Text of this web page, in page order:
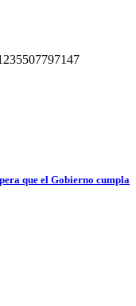
que el Gobierno cumpla